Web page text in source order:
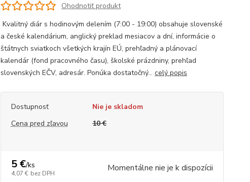
Ohodnotiť produkt
Kvalitný diár s hodinovým delením (7:00 - 19:00) obsahuje slovenské
a české kalendárium, anglický preklad mesiacov a dní, informácie o
štátnych sviatkoch všetkých krajín EÚ, prehľadný a plánovací
kalendár (fond pracovného času), školské prázdniny, prehľad
slovenských EČV, adresár. Ponúka dostatočný... celý popis
Dostupnosť
Nie je skladom
Cena pred zľavou
10 €
5 €/ks
4,07 € bez DPH Momentálne nie je k dispozícii